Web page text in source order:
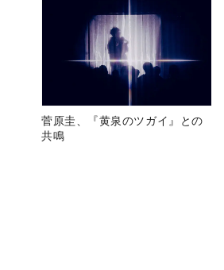
菅原圭、『黄泉のツガイ』との
共鳴